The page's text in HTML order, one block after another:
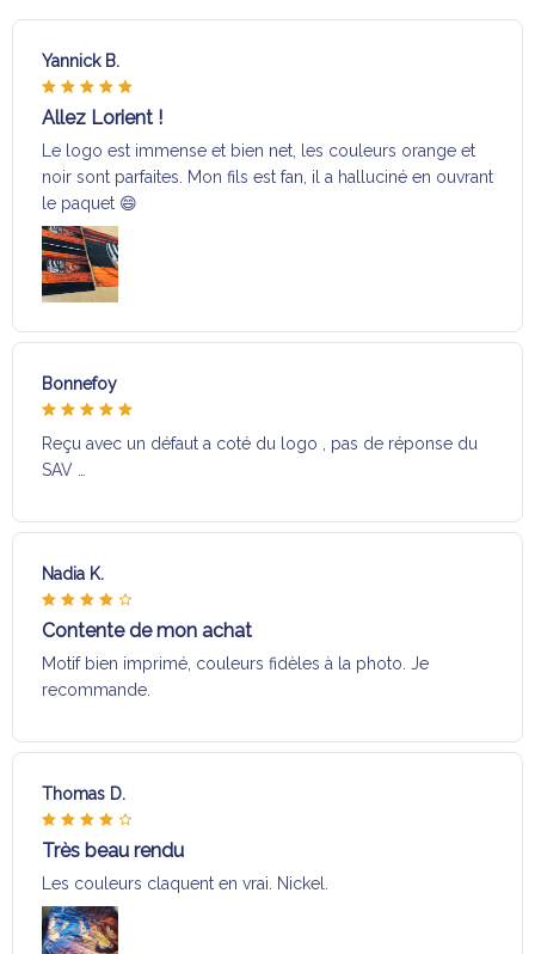
Yannick B.
Allez Lorient !
Le logo est immense et bien net, les couleurs orange et
noir sont parfaites. Mon fils est fan, il a halluciné en ouvrant
le paquet 😄
Bonnefoy
Reçu avec un défaut a coté du logo , pas de réponse du
SAV …
Nadia K.
Contente de mon achat
Motif bien imprimé, couleurs fidèles à la photo. Je
recommande.
Thomas D.
Très beau rendu
Les couleurs claquent en vrai. Nickel.